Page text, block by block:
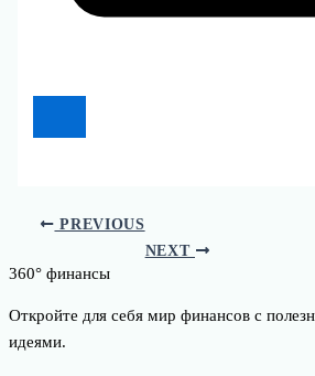
PREVIOUS
NEXT
360° финансы
Откройте для себя мир финансов с
идеями.